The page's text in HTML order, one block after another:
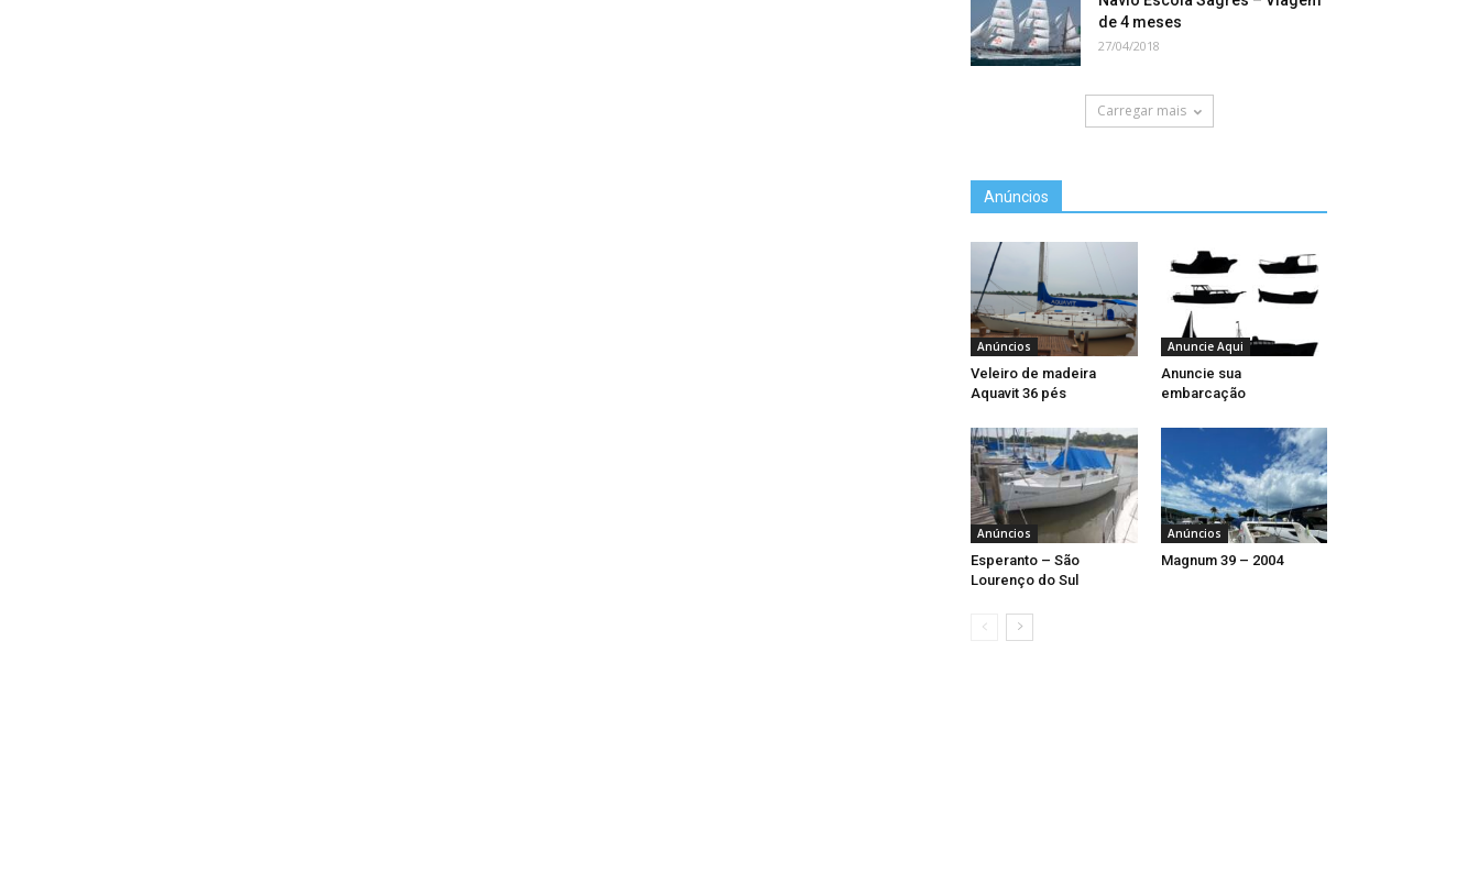
de 4 meses
27/04/2018
Carregar mais
Anúncios
Anúncios
Veleiro de madeira
Aquavit 36 pés
Anuncie Aqui
Anuncie sua
embarcação
Anúncios
Esperanto – São
Lourenço do Sul
Anúncios
Magnum 39 – 2004